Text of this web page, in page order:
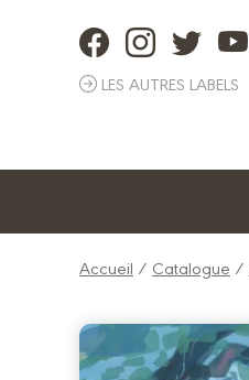
LES AUTRES LABELS
Accueil / Catalogue /